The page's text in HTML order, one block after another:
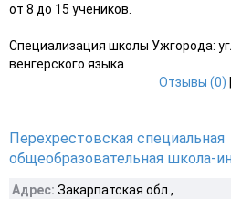
от 8 до 15 учеников.
Специализация школы Ужгорода:
венгерского языка
Отзывы (0)
Перехрестовская специальная
общеобразовательная школа-
Адрес: Закарпатская обл.,